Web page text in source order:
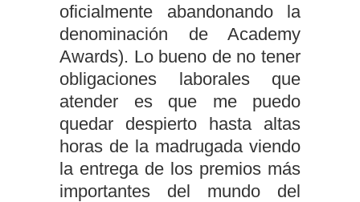
oficialmente abandonando la
denominación de Academy
Awards). Lo bueno de no tener
obligaciones laborales que
atender es que me puedo
quedar despierto hasta altas
horas de la madrugada viendo
la entrega de los premios más
importantes del mundo del